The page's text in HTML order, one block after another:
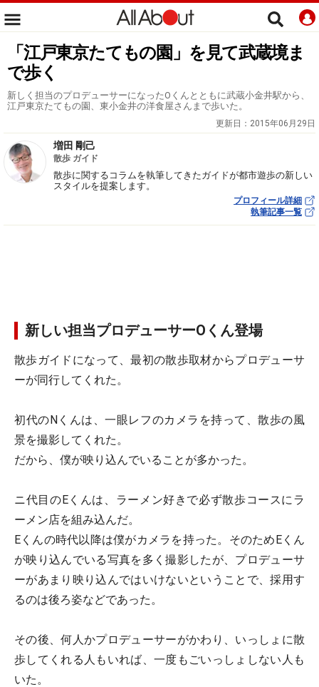
「江戸東京たてもの園」を見て武蔵境ま
で歩く
新しく担当のプロデューサーになったOくんとともに武蔵小金井駅から、
江戸東京たてもの園、東小金井の洋食屋さんまで歩いた。
更新日： 2015年06月29日
増田 剛己
散歩 ガイド
散歩に関するコラムを執筆してきたガイドが都市遊歩の新しい
スタイルを提案します。
プロフィール詳細
執筆記事一覧
新しい担当プロデューサーOくん登場
散歩ガイドになって、最初の散歩取材からプロデューサ
ーが同行してくれた。
初代のNくんは、一眼レフのカメラを持って、散歩の風
景を撮影してくれた。
だから、僕が映り込んでいることが多かった。
ニ代目のEくんは、ラーメン好きで必ず散歩コースにラ
ーメン店を組み込んだ。
Eくんの時代以降は僕がカメラを持った。そのためEくん
が映り込んでいる写真を多く撮影したが、プロデューサ
ーがあまり映り込んではいけないということで、採用す
るのは後ろ姿などであった。
その後、何人かプロデューサーがかわり、いっしょに散
歩してくれる人もいれば、一度もごいっしょしない人も
いた。